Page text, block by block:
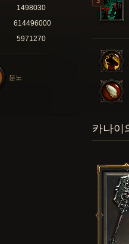
1498030
614496000
5971270
분노
카나이